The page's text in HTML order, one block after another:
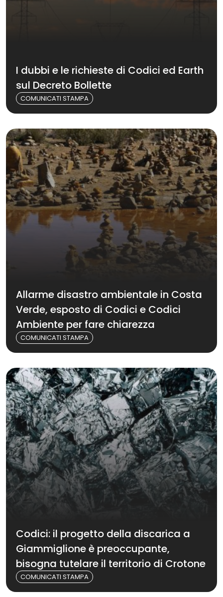
I dubbi e le richieste di Codici ed Earth
sul Decreto Bollette
COMUNICATI STAMPA
Allarme disastro ambientale in Costa
Verde, esposto di Codici e Codici
Ambiente per fare chiarezza
COMUNICATI STAMPA
Codici: il progetto della discarica a
Giammiglione è preoccupante,
bisogna tutelare il territorio di Crotone
COMUNICATI STAMPA